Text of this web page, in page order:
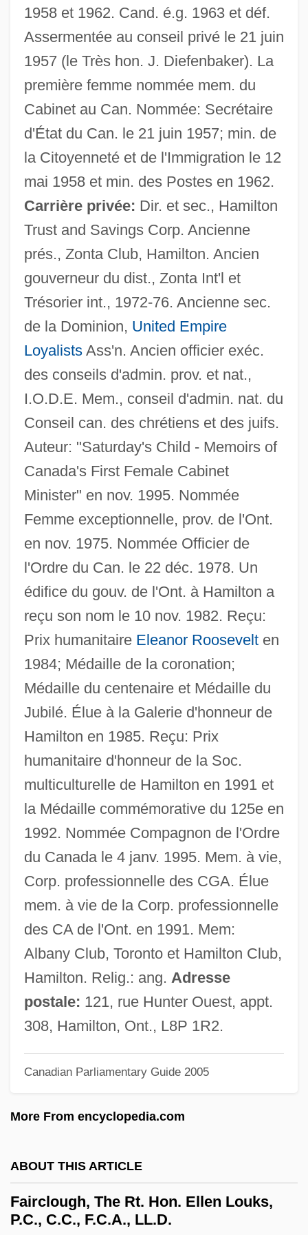
1958 et 1962. Cand. é.g. 1963 et déf.
Assermentée au conseil privé le 21 juin
1957 (le Très hon. J. Diefenbaker). La
première femme nommée mem. du
Cabinet au Can. Nommée: Secrétaire
d'État du Can. le 21 juin 1957; min. de
la Citoyenneté et de l'Immigration le 12
mai 1958 et min. des Postes en 1962.
Carrière privée: Dir. et sec., Hamilton
Trust and Savings Corp. Ancienne
prés., Zonta Club, Hamilton. Ancien
gouverneur du dist., Zonta Int'l et
Trésorier int., 1972-76. Ancienne sec.
de la Dominion, United Empire
LoyalistsAss'n. Ancien officier exéc.
des conseils d'admin. prov. et nat.,
I.O.D.E. Mem., conseil d'admin. nat. du
Conseil can. des chrétiens et des juifs.
Auteur: "Saturday's Child - Memoirs of
Canada's First Female Cabinet
Minister" en nov. 1995. Nommée
Femme exceptionnelle, prov. de l'Ont.
en nov. 1975. Nommée Officier de
l'Ordre du Can. le 22 déc. 1978. Un
édifice du gouv. de l'Ont. à Hamilton a
reçu son nom le 10 nov. 1982. Reçu:
Prix humanitaire Eleanor Roosevelten
1984; Médaille de la coronation;
Médaille du centenaire et Médaille du
Jubilé. Élue à la Galerie d'honneur de
Hamilton en 1985. Reçu: Prix
humanitaire d'honneur de la Soc.
multiculturelle de Hamilton en 1991 et
la Médaille commémorative du 125e en
1992. Nommée Compagnon de l'Ordre
du Canada le 4 janv. 1995. Mem. à vie,
Corp. professionnelle des CGA. Élue
mem. à vie de la Corp. professionnelle
des CA de l'Ont. en 1991. Mem:
Albany Club, Toronto et Hamilton Club,
Hamilton. Relig.: ang. Adresse
postale: 121, rue Hunter Ouest, appt.
308, Hamilton, Ont., L8P 1R2.
Canadian Parliamentary Guide 2005
More From encyclopedia.com
ABOUT THIS ARTICLE
Fairclough, The Rt. Hon. Ellen Louks,
P.C., C.C., F.C.A., LL.D.
Fairclough, Eric (MayoTatchun)
Fairclough, Ellen (b. 1905)
Fairclough, Ellen (1905–2004)
Fairclough, Adam 1952-
Fairclough Construction Group Plc
Faircloth, Christopher A. 1966–
Fairchild, Morgan 1950-
Fairchild, Helen
Fairchild, Cicely
Fairchild, B(ertram) H., (Jr.)
Fairbrother, Sydney (1872–1941)
Fairborn
Fairbanks, Marion (1900–1973)
Fairbanks, Madeline (1900–1989)
Fairbanks, Douglas, Sr. (1883-1939)